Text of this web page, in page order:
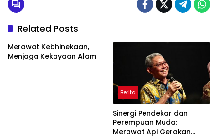
Related Posts
Merawat Kebhinekaan,
Menjaga Kekayaan Alam
Berita
Sinergi Pendekar dan
Perempuan Muda:
Merawat Api Gerakan